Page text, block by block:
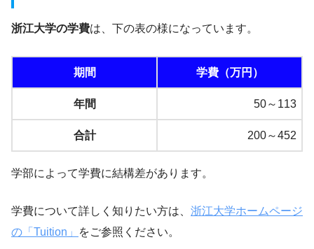
浙江大学の学費は、下の表の様になっています。
期間 学費（万円）
年間 50～113
合計 200～452
学部によって学費に結構差があります。
学費について詳しく知りたい方は、 浙江大学ホームページ
の「Tuition」
をご参照ください。